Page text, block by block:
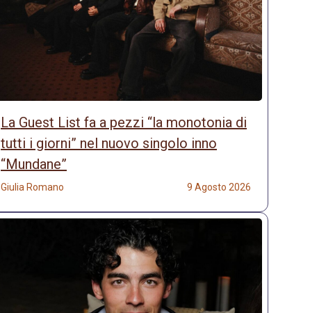
La Guest List fa a pezzi “la monotonia di
tutti i giorni” nel nuovo singolo inno
“Mundane”
Giulia Romano 9 Agosto 2026